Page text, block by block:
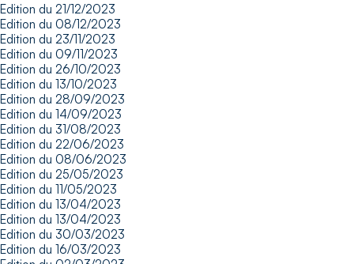
Edition du 21/12/2023
Edition du 08/12/2023
Edition du 23/11/2023
Edition du 09/11/2023
Edition du 26/10/2023
Edition du 13/10/2023
Edition du 28/09/2023
Edition du 14/09/2023
Edition du 31/08/2023
Edition du 22/06/2023
Edition du 08/06/2023
Edition du 25/05/2023
Edition du 11/05/2023
Edition du 13/04/2023
Edition du 13/04/2023
Edition du 30/03/2023
Edition du 16/03/2023